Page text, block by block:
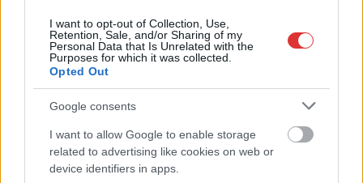
I want to opt-out of Collection, Use,
Retention, Sale, and/or Sharing of my
Personal Data that Is Unrelated with the
Purposes for which it was collected.
Opted Out
Google consents
I want to allow Google to enable storage
related to advertising like cookies on web or
device identifiers in apps.
közlekedtek: egy több
méter magas,
forgószél alakult ki a nyílt területen. A látványos természeti
jelenségről készült felvételek gyorsan bejárták a közösségi
médiát, bepillantást engedve a pusztai meteorológia
különlegességeibe.